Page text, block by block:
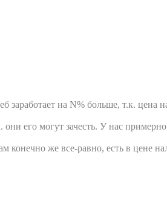
заработает на N% больше, т.к. цена
его могут зачесть. У нас
конечно же все-равно, есть в цене